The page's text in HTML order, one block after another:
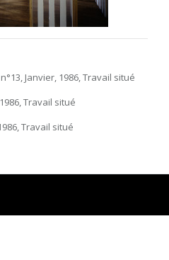
Janvier, 1986, Travail situé
Travail situé
Travail situé